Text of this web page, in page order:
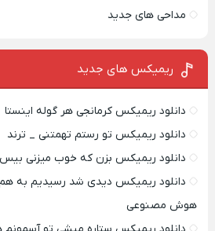
مداحی های جدید
ریمیکس‌ های جدید
دانلود ریمیکس کرمانجی هر گوله اینستا
دانلود ریمیکس تو رستم تهمتنی _ ترند
دانلود ریمیکس بزن که خوب میزنی بیس
دانلود ریمیکس دیدی شد رسیدیم به
هوش مصنوعی